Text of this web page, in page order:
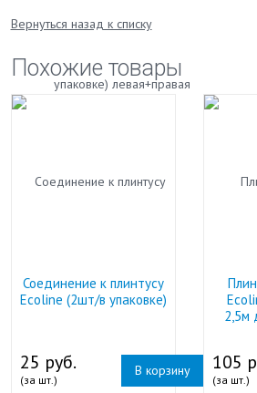
Вернуться назад к списку
Похожие товары
Соединение к плинтусу
Ecoline (2шт/в упаковке)
25 руб.
(за шт.)
В корзину
2,5м
105
(за шт.)